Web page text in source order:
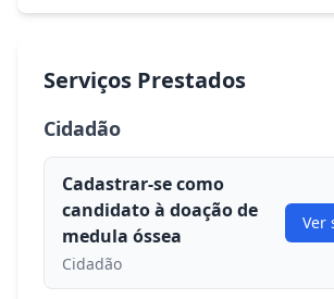
Serviços Prestados
Cidadão
Cadastrar-se como
candidato à doação de
medula óssea
Cidadão
Ver